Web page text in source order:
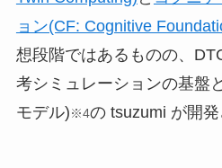
ョン(CF: Cognitive
想段階ではあるものの、
考シミュレーションの基盤
モデル)※4の tsuzumi が開発